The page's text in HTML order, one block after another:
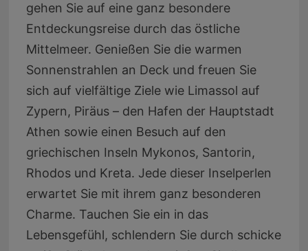
gehen Sie auf eine ganz besondere
Entdeckungsreise durch das östliche
Mittelmeer. Genießen Sie die warmen
Sonnenstrahlen an Deck und freuen Sie
sich auf vielfältige Ziele wie Limassol auf
Zypern, Piräus – den Hafen der Hauptstadt
Athen sowie einen Besuch auf den
griechischen Inseln Mykonos, Santorin,
Rhodos und Kreta. Jede dieser Inselperlen
erwartet Sie mit ihrem ganz besonderen
Charme. Tauchen Sie ein in das
Lebensgefühl, schlendern Sie durch schicke